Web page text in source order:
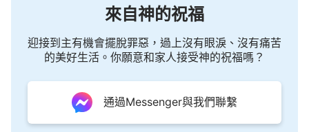
才能讓人信賴，所以誠實人才是真正人的樣式。詭詐
人不是真正人的樣式，因為詭詐人給人帶來的是欺
騙、是傷害、是痛苦、是不信任、是厭煩，沒法相
不是真正人的樣式，在人群中他不能給人帶來益處，
只能帶來痛苦，這就是魔鬼，是撒但的樣式。」媽媽
來自神的祝福
迎接到主有機會擺脫罪惡，過上沒有眼淚、沒有痛苦
的美好生活。你願意和家人接受神的祝福嗎？
通過Messenger與我們聯繫